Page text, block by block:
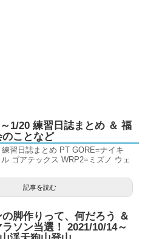
1/20 練習日誌まとめ ＆ 福
のことなど
習日誌まとめ PT GORE=ナイキ
ゴアテックス WRP2=ミズノ ウェ
記事を読む
脚作りって、何だろう ＆
ソン当選！ 2021/10/14～